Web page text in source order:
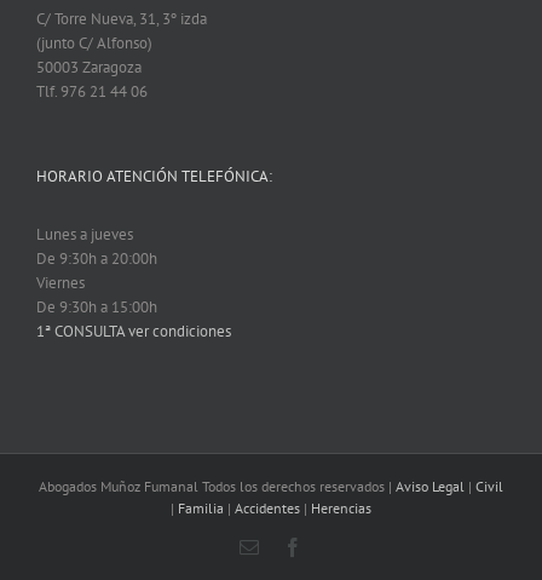
C/ Torre Nueva, 31, 3º izda
(junto C/ Alfonso)
50003 Zaragoza
Tlf. 976 21 44 06
HORARIO ATENCIÓN TELEFÓNICA:
Lunes a jueves
De 9:30h a 20:00h
Viernes
De 9:30h a 15:00h
1ª CONSULTA ver condiciones
Abogados Muñoz Fumanal Todos los derechos reservados | Aviso Legal | Civil
| Familia | Accidentes | Herencias
Email